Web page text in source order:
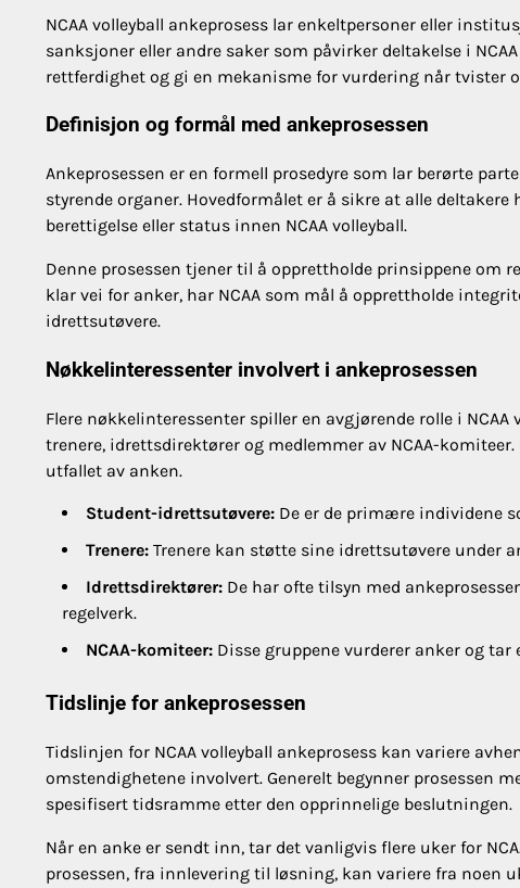
NCAA volleyball ankeprosess lar enkeltpersoner eller
sanksjoner eller andre saker som påvirker deltakelse i
rettferdighet og gi en mekanisme for vurdering når tvister
Definisjon og formål med ankeprosessen
Ankeprosessen er en formell prosedyre som lar berørte
styrende organer. Hovedformålet er å sikre at alle
berettigelse eller status innen NCAA volleyball.
Denne prosessen tjener til å opprettholde prinsippene om
klar vei for anker, har NCAA som mål å opprettholde
idrettsutøvere.
Nøkkelinteressenter involvert i ankeprosessen
Flere nøkkelinteressenter spiller en avgjørende rolle i
trenere, idrettsdirektører og medlemmer av NCAA-
utfallet av anken.
Student-idrettsutøvere: De er de primære individene
Trenere: Trenere kan støtte sine idrettsutøvere under
Idrettsdirektører: De har ofte tilsyn med
regelverk.
NCAA-komiteer: Disse gruppene vurderer anker og
Tidslinje for ankeprosessen
Tidslinjen for NCAA volleyball ankeprosess kan variere
omstendighetene involvert. Generelt begynner prosessen
spesifisert tidsramme etter den opprinnelige beslutningen.
Når en anke er sendt inn, tar det vanligvis flere uker for
prosessen, fra innlevering til løsning, kan variere fra noen